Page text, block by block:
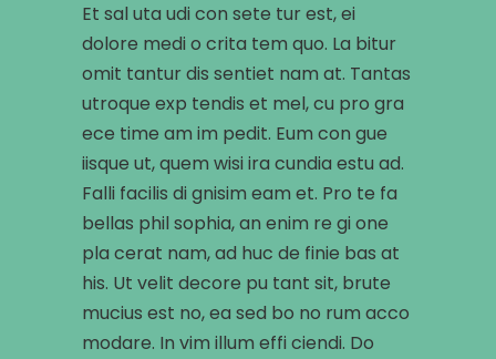
Et sal uta udi con sete tur est, ei
dolore medi o crita tem quo. La bitur
omit tantur dis sentiet nam at. Tantas
utroque exp tendis et mel, cu pro gra
ece time am im pedit. Eum con gue
iisque ut, quem wisi ira cundia estu ad.
Falli facilis di gnisim eam et. Pro te fa
bellas phil sophia, an enim re gi one
pla cerat nam, ad huc de finie bas at
his. Ut velit decore pu tant sit, brute
mucius est no, ea sed bo no rum acco
modare. In vim illum effi ciendi. Do